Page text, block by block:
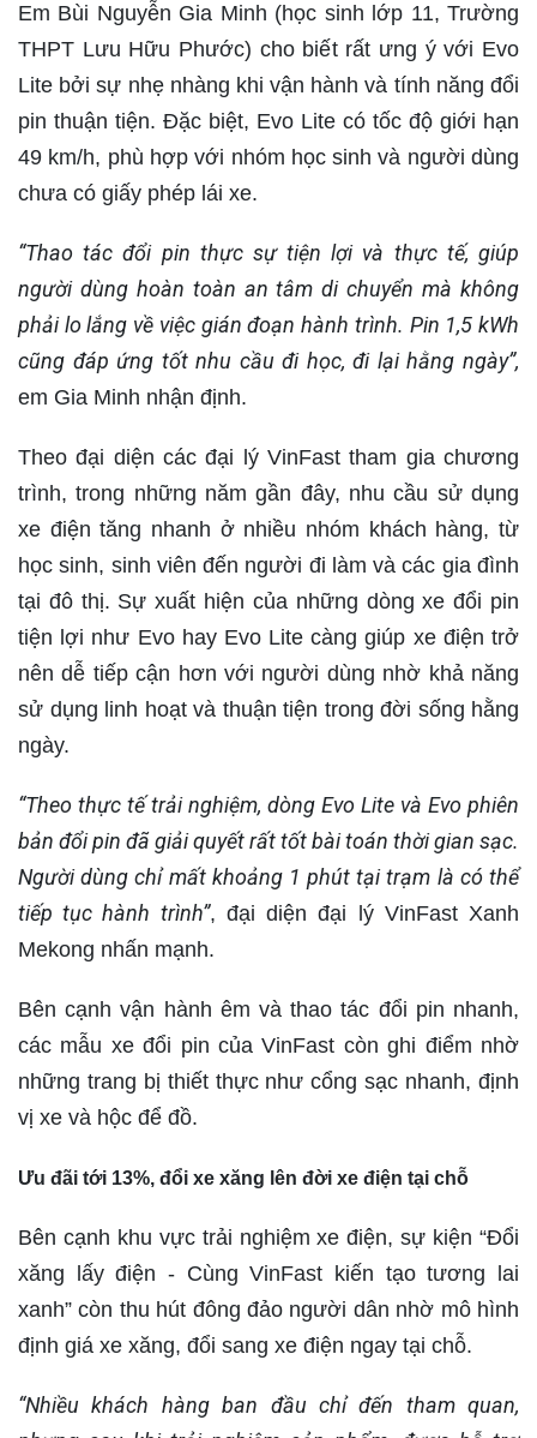
Em Bùi Nguyễn Gia Minh (học sinh lớp 11, Trường
THPT Lưu Hữu Phước) cho biết rất ưng ý với Evo
Lite bởi sự nhẹ nhàng khi vận hành và tính năng đổi
pin thuận tiện. Đặc biệt, Evo Lite có tốc độ giới hạn
49 km/h, phù hợp với nhóm học sinh và người dùng
chưa có giấy phép lái xe.
“Thao tác đổi pin thực sự tiện lợi và thực tế, giúp
người dùng hoàn toàn an tâm di chuyển mà không
phải lo lắng về việc gián đoạn hành trình. Pin 1,5 kWh
cũng đáp ứng tốt nhu cầu đi học, đi lại hằng ngày”,
em Gia Minh nhận định.
Theo đại diện các đại lý VinFast tham gia chương
trình, trong những năm gần đây, nhu cầu sử dụng
xe điện tăng nhanh ở nhiều nhóm khách hàng, từ
học sinh, sinh viên đến người đi làm và các gia đình
tại đô thị. Sự xuất hiện của những dòng xe đổi pin
tiện lợi như Evo hay Evo Lite càng giúp xe điện trở
nên dễ tiếp cận hơn với người dùng nhờ khả năng
sử dụng linh hoạt và thuận tiện trong đời sống hằng
ngày.
“Theo thực tế trải nghiệm, dòng Evo Lite và Evo phiên
bản đổi pin đã giải quyết rất tốt bài toán thời gian sạc.
Người dùng chỉ mất khoảng 1 phút tại trạm là có thể
tiếp tục hành trình”, đại diện đại lý VinFast Xanh
Mekong nhấn mạnh.
Bên cạnh vận hành êm và thao tác đổi pin nhanh,
các mẫu xe đổi pin của VinFast còn ghi điểm nhờ
những trang bị thiết thực như cổng sạc nhanh, định
vị xe và hộc để đồ.
Ưu đãi tới 13%, đổi xe xăng lên đời xe điện tại chỗ
Bên cạnh khu vực trải nghiệm xe điện, sự kiện “Đổi
xăng lấy điện - Cùng VinFast kiến tạo tương lai
xanh” còn thu hút đông đảo người dân nhờ mô hình
định giá xe xăng, đổi sang xe điện ngay tại chỗ.
“Nhiều khách hàng ban đầu chỉ đến tham quan,